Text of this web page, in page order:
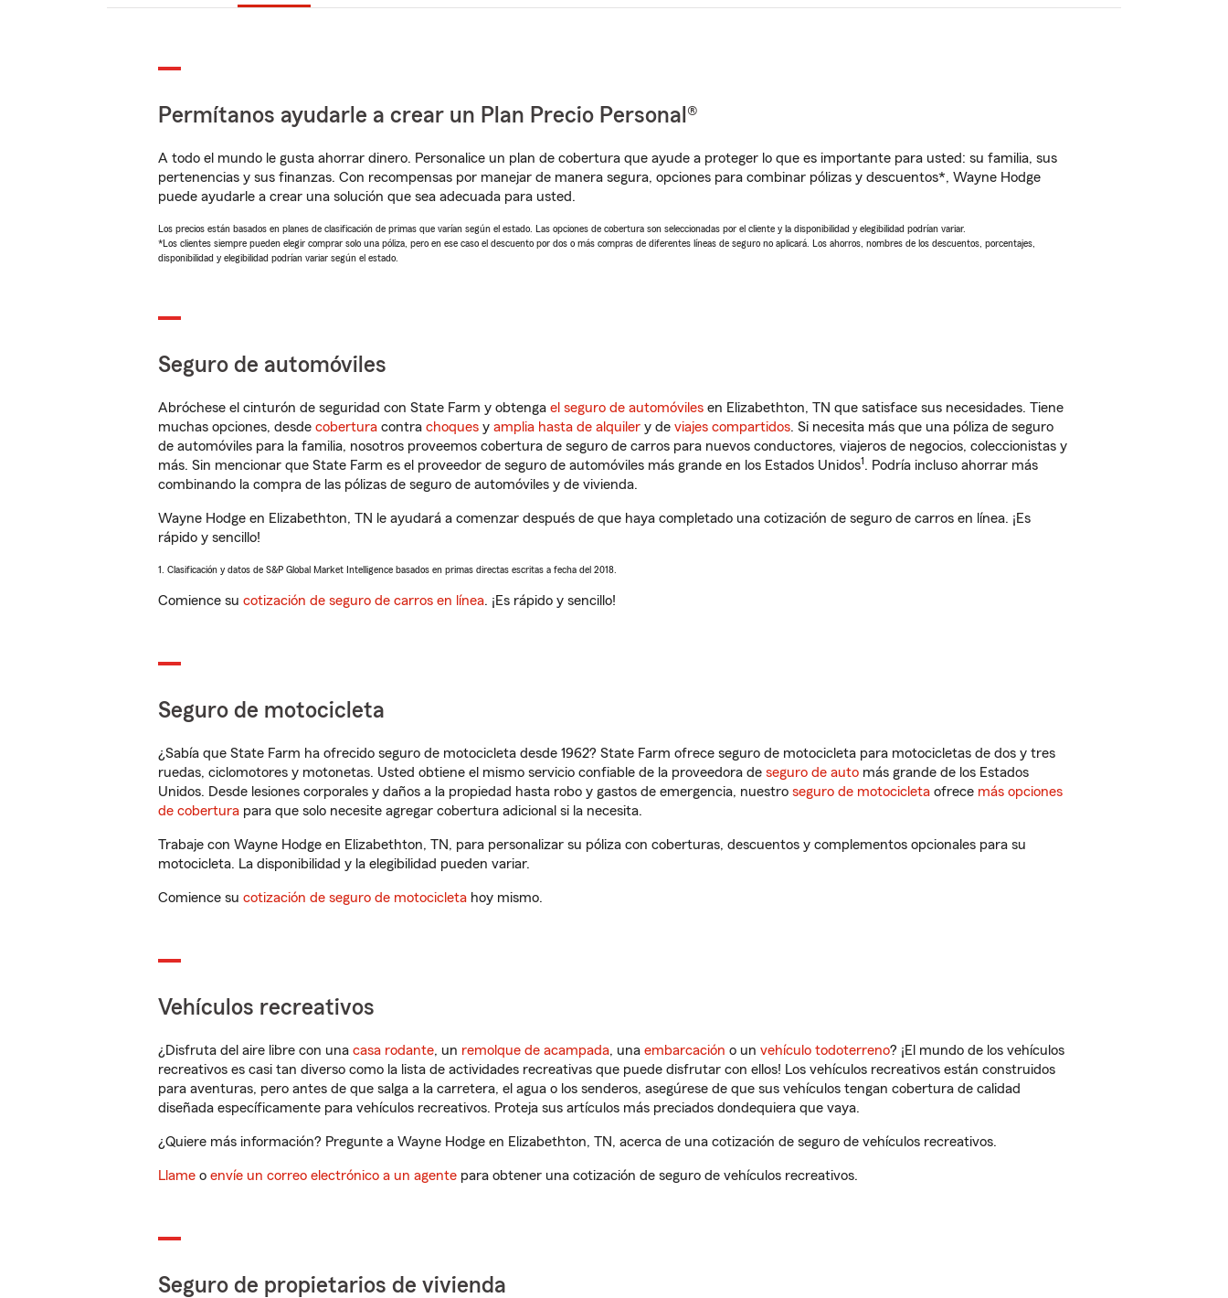
Permítanos ayudarle a crear un Plan Precio Personal®
A todo el mundo le gusta ahorrar dinero. Personalice un plan de cobertura que ayude a proteger lo que es importante para usted: su familia, sus
pertenencias y sus finanzas. Con recompensas por manejar de manera segura, opciones para combinar pólizas y descuentos*, Wayne Hodge
puede ayudarle a crear una solución que sea adecuada para usted.
Los precios están basados en planes de clasificación de primas que varían según el estado. Las opciones de cobertura son seleccionadas por el cliente y la disponibilidad y elegibilidad podrían variar.
*Los clientes siempre pueden elegir comprar solo una póliza, pero en ese caso el descuento por dos o más compras de diferentes líneas de seguro no aplicará. Los ahorros, nombres de los descuentos, porcentajes,
disponibilidad y elegibilidad podrían variar según el estado.
Seguro de automóviles
Abróchese el cinturón de seguridad con State Farm y obtenga el seguro de automóviles en Elizabethton, TN que satisface sus necesidades. Tiene
muchas opciones, desde cobertura contra choques y amplia hasta de alquiler y de viajes compartidos. Si necesita más que una póliza de seguro
de automóviles para la familia, nosotros proveemos cobertura de seguro de carros para nuevos conductores, viajeros de negocios, coleccionistas y
más. Sin mencionar que State Farm es el proveedor de seguro de automóviles más grande en los Estados Unidos1. Podría incluso ahorrar más
combinando la compra de las pólizas de seguro de automóviles y de vivienda.
Wayne Hodge en Elizabethton, TN le ayudará a comenzar después de que haya completado una cotización de seguro de carros en línea. ¡Es
rápido y sencillo!
1. Clasificación y datos de S&P Global Market Intelligence basados en primas directas escritas a fecha del 2018.
Comience su cotización de seguro de carros en línea. ¡Es rápido y sencillo!
Seguro de motocicleta
¿Sabía que State Farm ha ofrecido seguro de motocicleta desde 1962? State Farm ofrece seguro de motocicleta para motocicletas de dos y tres
ruedas, ciclomotores y motonetas. Usted obtiene el mismo servicio confiable de la proveedora de seguro de auto más grande de los Estados
Unidos. Desde lesiones corporales y daños a la propiedad hasta robo y gastos de emergencia, nuestro seguro de motocicleta ofrece más opciones
de cobertura para que solo necesite agregar cobertura adicional si la necesita.
Trabaje con Wayne Hodge en Elizabethton, TN, para personalizar su póliza con coberturas, descuentos y complementos opcionales para su
motocicleta. La disponibilidad y la elegibilidad pueden variar.
Comience su cotización de seguro de motocicleta hoy mismo.
Vehículos recreativos
¿Disfruta del aire libre con una casa rodante, un remolque de acampada, una embarcación o un vehículo todoterreno? ¡El mundo de los vehículos
recreativos es casi tan diverso como la lista de actividades recreativas que puede disfrutar con ellos! Los vehículos recreativos están construidos
para aventuras, pero antes de que salga a la carretera, el agua o los senderos, asegúrese de que sus vehículos tengan cobertura de calidad
diseñada específicamente para vehículos recreativos. Proteja sus artículos más preciados dondequiera que vaya.
¿Quiere más información? Pregunte a Wayne Hodge en Elizabethton, TN, acerca de una cotización de seguro de vehículos recreativos.
Llame o envíe un correo electrónico a un agente para obtener una cotización de seguro de vehículos recreativos.
Seguro de propietarios de vivienda